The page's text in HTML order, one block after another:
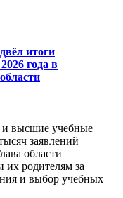
итоги
года в
высшие учебные
заявлений
области
их родителям за
и выбор учебных